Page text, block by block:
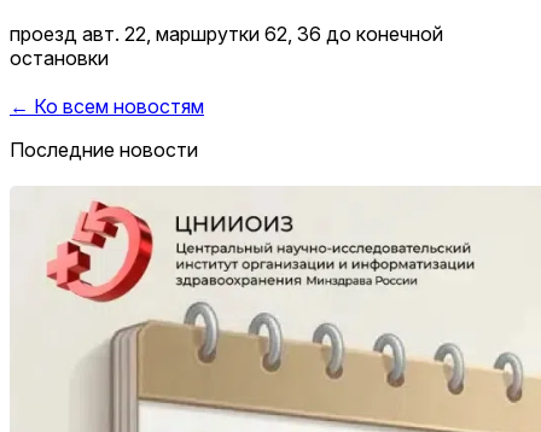
проезд авт. 22, маршрутки 62, 36 до конечной
остановки
← Ко всем новостям
Последние новости